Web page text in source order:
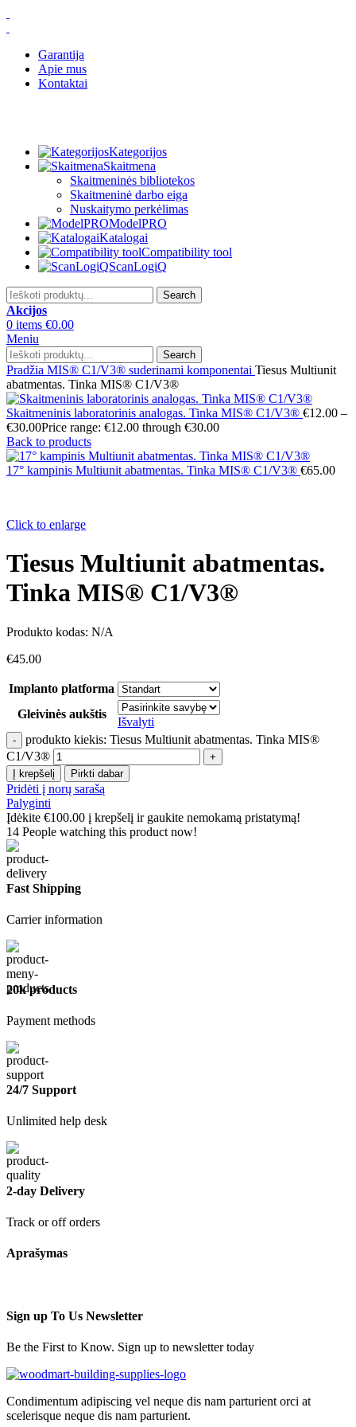
Garantija
Apie mus
Kontaktai
Kategorijos
Skaitmena
Skaitmeninės bibliotekos
Skaitmeninė darbo eiga
Nuskaitymo perkėlimas
ModelPRO
Katalogai
Compatibility tool
ScanLogiQ
Search
Akcijos
0 items €0.00
Meniu
Search
Pradžia MIS® C1/V3® suderinami komponentai Tiesus Multiunit
abatmentas. Tinka MIS® C1/V3®
Skaitmeninis laboratorinis analogas. Tinka MIS® C1/V3® €12.00 –
€30.00Price range: €12.00 through €30.00
Back to products
17° kampinis Multiunit abatmentas. Tinka MIS® C1/V3® €65.00
Click to enlarge
Tiesus Multiunit abatmentas.
Tinka MIS® C1/V3®
Produkto kodas: N/A
€45.00
Implanto platforma
Gleivinės aukštis
Išvalyti
produkto kiekis: Tiesus Multiunit abatmentas. Tinka MIS®
C1/V3®
Į krepšelį Pirkti dabar
Pridėti į norų sarašą
Palyginti
Įdėkite €100.00 į krepšelį ir gaukite nemokamą pristatymą!
14 People watching this product now!
Fast Shipping
Carrier information
20k products
Payment methods
24/7 Support
Unlimited help desk
2-day Delivery
Track or off orders
Aprašymas
Sign up To Us Newsletter
Be the First to Know. Sign up to newsletter today
Condimentum adipiscing vel neque dis nam parturient orci at
scelerisque neque dis nam parturient.